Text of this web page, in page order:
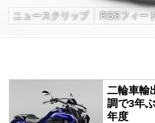
ニュースクリップ RSSフィー
二輪車輸
調で3年
年度